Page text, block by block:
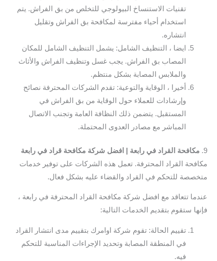
تقنيات الاستنساخ البيولوجي للتخلص من بق الفراش. يتم
استخدام أحياء مفترسة لمكافحة بق الفراش وتقليل
انتشاره.
ايضا ، التنظيف الشامل: يشمل التنظيف الشامل للمكان
المصاب بق الفراش. يجب غسل وتنظيف الفراش والأثاث
والملابس المصابة بشكل منتظم.
أخيرا ، الوقاية والتوعية: تقدم الشركات المحترفة نصائح
وإرشادات للعملاء حول الوقاية من بق الفراش في
المستقبل. يتضمن ذلك النظافة العامة وتجنب الاتصال
المباشر مع مصادر العدوى المحتملة.
9. مكافحة القراد في رابعة | افضل شركة مكافحة قراد في رابعة
مكافحة القراد المحترفة. تعمل هذه الشركات على توفير خدمات
متخصصة للتحكم في القراد والقضاء عليه بشكل فعال.
عندما تتعاقد مع افضل شركة مكافحة القراد المحترفة في رابعة ،
فإنها ستقوم بتقديم الخدمات التالية:
تقييم الحالة: تقوم شركة اوامرك بتقييم مدى انتشار القراد
في المنطقة المصابة وتحديد الإجراءات المناسبة للتحكم
فيه.